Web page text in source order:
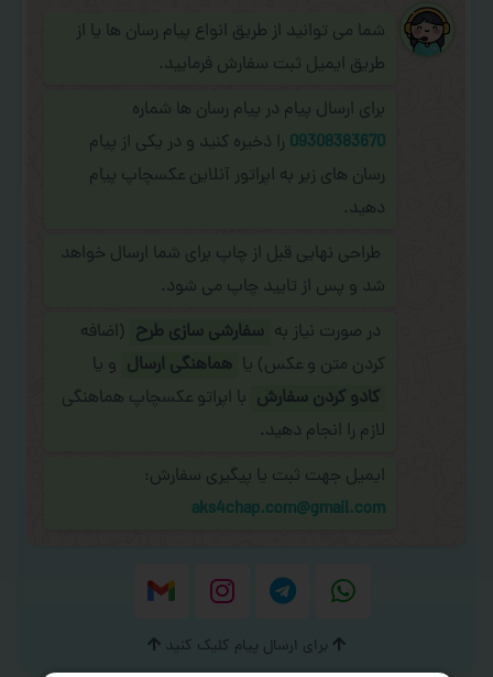
شما می توانید از طریق انواع پیام رسان ها یا از
طریق ایمیل ثبت سفارش فرمایید.
برای ارسال پیام در پیام رسان ها شماره
09308383670 را ذخیره کنید و در یکی از پیام
رسان های زیر به اپراتور آنلاین عکسچاپ پیام
دهید.
طراحی نهایی قبل از چاپ برای شما ارسال خواهد
شد و پس از تایید چاپ می شود.
در صورت نیاز به سفارشی سازی طرح (اضافه
کردن متن و عکس) یا هماهنگی ارسال و یا
کادو کردن سفارش با اپراتو عکسچاپ هماهنگی
لازم را انجام دهید.
ایمیل جهت ثبت یا پیگیری سفارش:
aks4chap.com@gmail.com
برای ارسال پیام کلیک کنید